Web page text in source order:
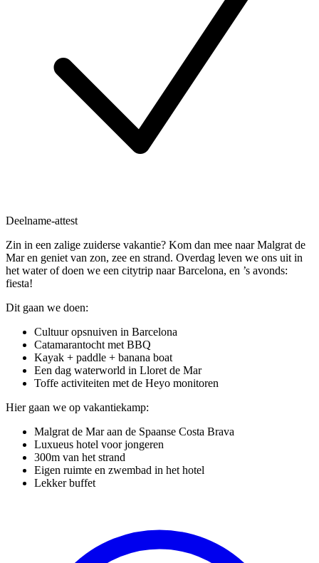
Deelname-attest
Zin in een zalige zuiderse vakantie? Kom dan mee naar Malgrat de
Mar en geniet van zon, zee en strand. Overdag leven we ons uit in
het water of doen we een citytrip naar Barcelona, en ’s avonds:
fiesta!
Dit gaan we doen:
Cultuur opsnuiven in Barcelona
Catamarantocht met BBQ
Kayak + paddle + banana boat
Een dag waterworld in Lloret de Mar
Toffe activiteiten met de Heyo monitoren
Hier gaan we op vakantiekamp:
Malgrat de Mar aan de Spaanse Costa Brava
Luxueus hotel voor jongeren
300m van het strand
Eigen ruimte en zwembad in het hotel
Lekker buffet